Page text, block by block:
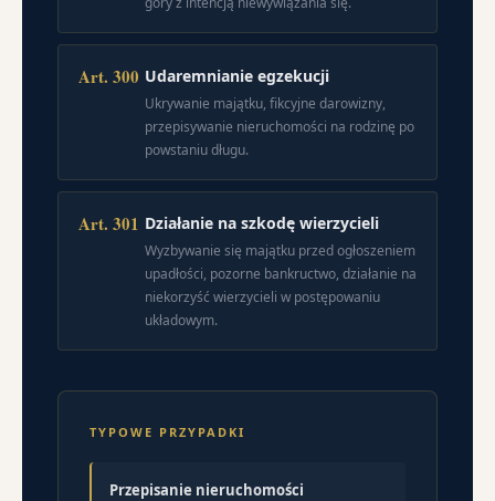
Art. 300 Udaremnianie egzekucji
Ukrywanie majątku, fikcyjne darowizny,
przepisywanie nieruchomości na rodzinę po
powstaniu długu.
Art. 301 Działanie na szkodę wierzycieli
Wyzbywanie się majątku przed ogłoszeniem
upadłości, pozorne bankructwo, działanie na
niekorzyść wierzycieli w postępowaniu
układowym.
TYPOWE PRZYPADKI
Przepisanie nieruchomości